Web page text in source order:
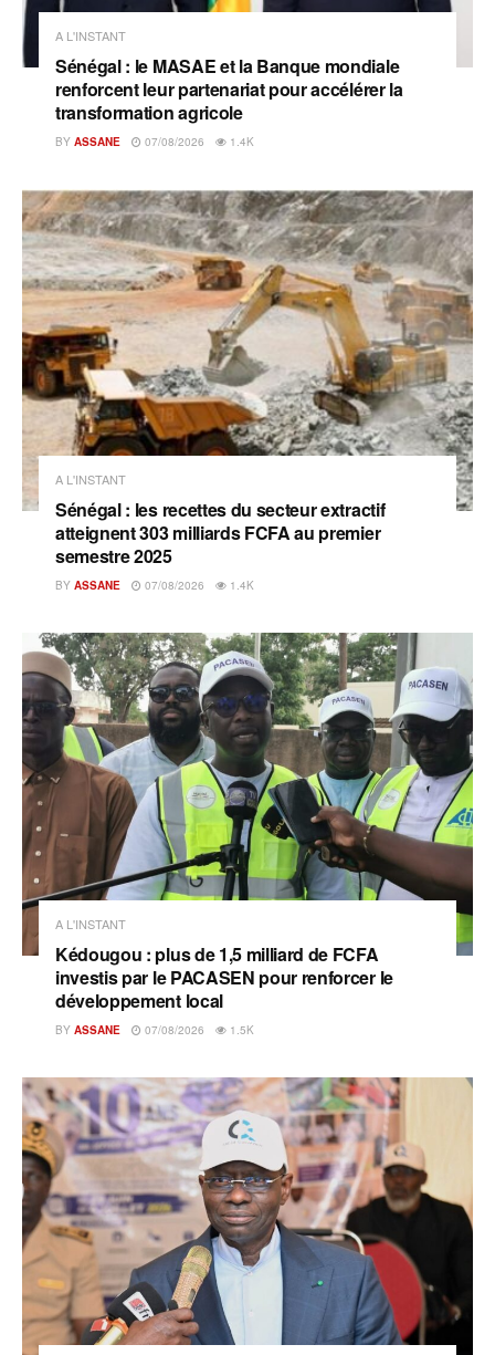
A L'INSTANT
Sénégal : le MASAE et la Banque mondiale
renforcent leur partenariat pour accélérer la
transformation agricole
BY ASSANE 07/08/2026 1.4K
A L'INSTANT
Sénégal : les recettes du secteur extractif
atteignent 303 milliards FCFA au premier
semestre 2025
BY ASSANE 07/08/2026 1.4K
A L'INSTANT
Kédougou : plus de 1,5 milliard de FCFA
investis par le PACASEN pour renforcer le
développement local
BY ASSANE 07/08/2026 1.5K